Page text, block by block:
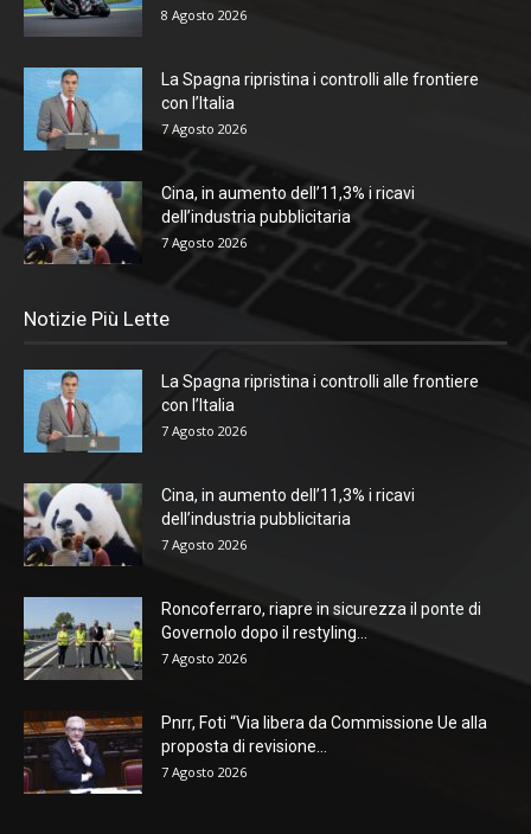
8 Agosto 2026
La Spagna ripristina i controlli alle frontiere
con l’Italia
7 Agosto 2026
Cina, in aumento dell’11,3% i ricavi
dell’industria pubblicitaria
7 Agosto 2026
Notizie Più Lette
La Spagna ripristina i controlli alle frontiere
con l’Italia
7 Agosto 2026
Cina, in aumento dell’11,3% i ricavi
dell’industria pubblicitaria
7 Agosto 2026
Roncoferraro, riapre in sicurezza il ponte di
Governolo dopo il restyling...
7 Agosto 2026
Pnrr, Foti “Via libera da Commissione Ue alla
proposta di revisione...
7 Agosto 2026